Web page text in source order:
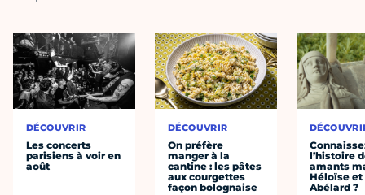
DÉCOUVRIR
Les concerts
parisiens à voir en
août
DÉCOUVRIR
On préfère
manger à la
cantine : les pâtes
aux courgettes
façon bolognaise
l’histoire
amants
Héloïse et
Abélard ?